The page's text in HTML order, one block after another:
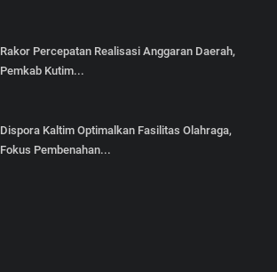
Rakor Percepatan Realisasi Anggaran Daerah,
Pemkab Kutim...
Dispora Kaltim Optimalkan Fasilitas Olahraga,
Fokus Pembenahan...